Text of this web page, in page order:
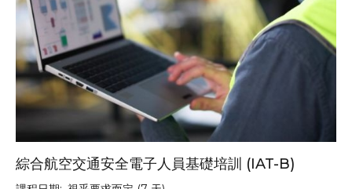
綜合航空交通安全電子人員基礎培訓 (IAT-B)